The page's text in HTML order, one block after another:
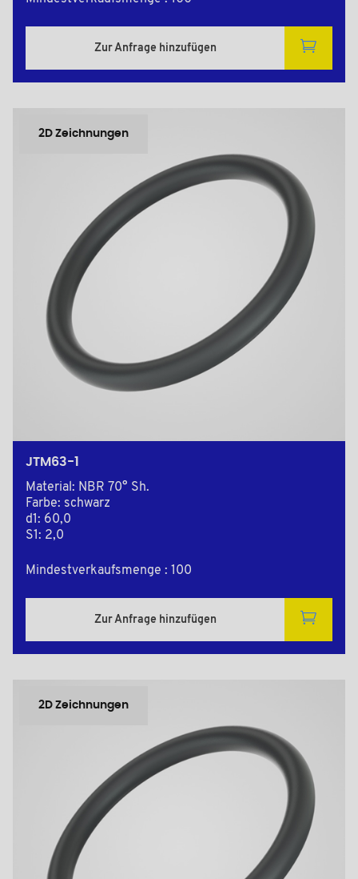
Zur Anfrage hinzufügen
2D Zeichnungen
JTM63-1
Material: NBR 70° Sh.
Farbe: schwarz
d1: 60,0
S1: 2,0
Mindestverkaufsmenge : 100
Zur Anfrage hinzufügen
2D Zeichnungen